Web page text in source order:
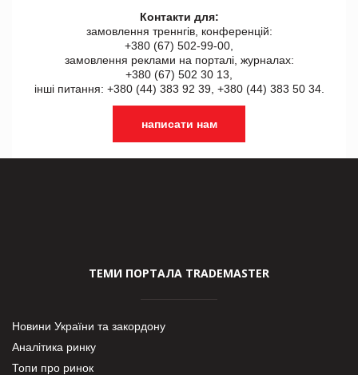
Контакти для:
замовлення треннгів, конференцій:
+380 (67) 502-99-00,
замовлення реклами на порталі, журналах:
+380 (67) 502 30 13,
інші питання: +380 (44) 383 92 39, +380 (44) 383 50 34.
написати нам
ТЕМИ ПОРТАЛА TRADEMASTER
Новини України та закордону
Аналітика ринку
Топи про ринок